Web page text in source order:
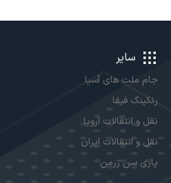
سایر
جام ملت های آسیا
رنکینگ فیفا
نقل و انتقالات اروپا
نقل و انتقالات ایران
پاری سن ژرمن